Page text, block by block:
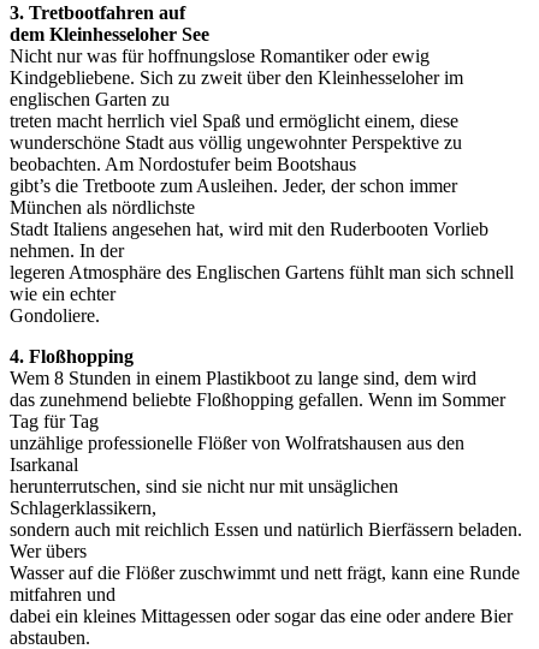
3. Tretbootfahren auf
dem Kleinhesseloher See
Nicht nur was für hoffnungslose Romantiker oder ewig
Kindgebliebene. Sich zu zweit über den Kleinhesseloher im
englischen Garten zu
treten macht herrlich viel Spaß und ermöglicht einem, diese
wunderschöne Stadt aus völlig ungewohnter Perspektive zu
beobachten. Am Nordostufer beim Bootshaus
gibt’s die Tretboote zum Ausleihen. Jeder, der schon immer
München als nördlichste
Stadt Italiens angesehen hat, wird mit den Ruderbooten Vorlieb
nehmen. In der
legeren Atmosphäre des Englischen Gartens fühlt man sich schnell
wie ein echter
Gondoliere.
4. Floßhopping
Wem 8 Stunden in einem Plastikboot zu lange sind, dem wird
das zunehmend beliebte Floßhopping gefallen. Wenn im Sommer
Tag für Tag
unzählige professionelle Flößer von Wolfratshausen aus den
Isarkanal
herunterrutschen, sind sie nicht nur mit unsäglichen
Schlagerklassikern,
sondern auch mit reichlich Essen und natürlich Bierfässern beladen.
Wer übers
Wasser auf die Flößer zuschwimmt und nett frägt, kann eine Runde
mitfahren und
dabei ein kleines Mittagessen oder sogar das eine oder andere Bier
abstauben.